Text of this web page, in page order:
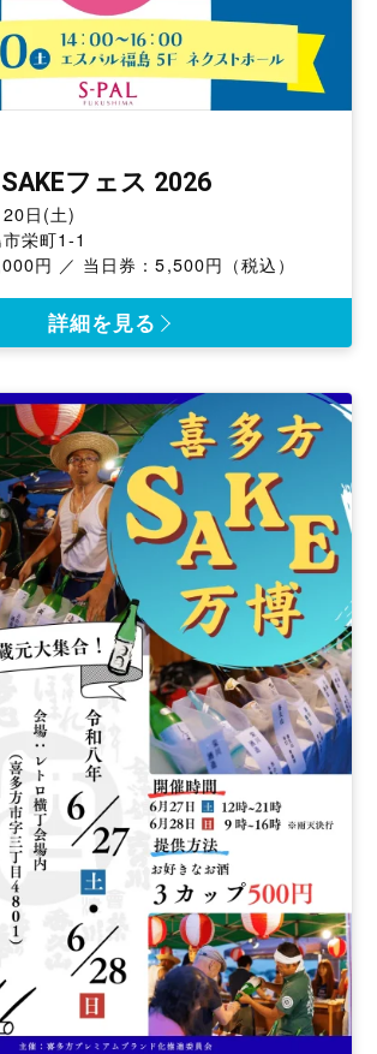
フェス 2026
日(土)
栄町1-1
円 ／ 当日券：5,500円（税込）
詳細を見る